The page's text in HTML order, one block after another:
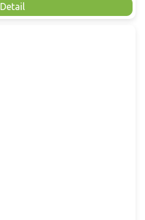
Detail